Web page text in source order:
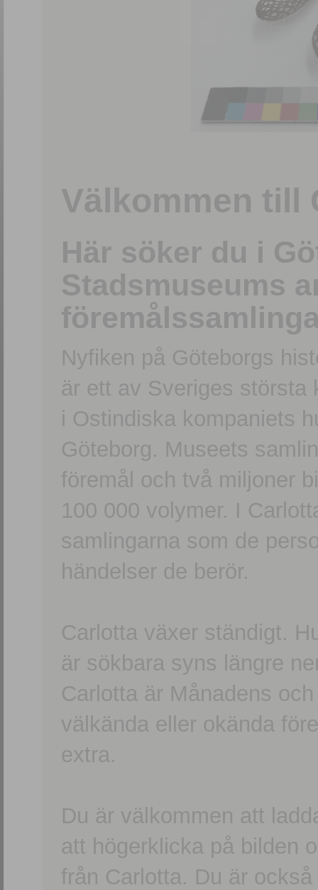
Välkommen till
Här söker du i
Stadsmuseums
Nyfiken på Göteborgs
är ett av Sveriges största
i Ostindiska kompaniets
Göteborg. Museets
föremål och två miljoner
100 000 volymer. I
samlingarna som de
händelser de berör.
Carlotta växer ständigt.
är sökbara syns längre
Carlotta är Månadens
välkända eller okända
extra.
Du är välkommen att
att högerklicka på bilden
från Carlotta. Du är